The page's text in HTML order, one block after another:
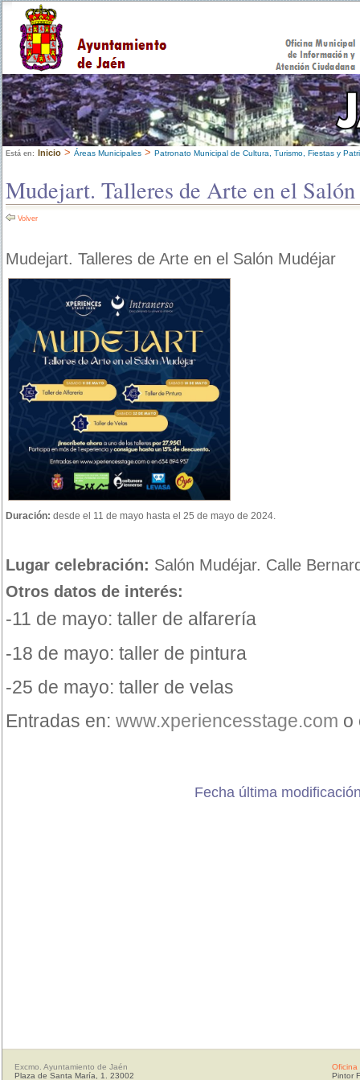
Está en: Inicio > Áreas Municipales > Patronato Municipal de Cultura, Turismo, Fiestas y
Mudejart. Talleres de Arte en el
Volver
Mudejart. Talleres de Arte en el Salón Mudéjar
Duración: desde el 11 de mayo hasta el 25 de mayo de 2024.
Lugar celebración: Salón Mudéjar. Calle
Otros datos de interés:
-11 de mayo: taller de alfarería
-18 de mayo: taller de pintura
-25 de mayo: taller de velas
Entradas en: www.xperiencesstage.com o
Fecha última
Excmo. Ayuntamiento de Jaén
Plaza de Santa María, 1. 23002
Oficina
Pintor